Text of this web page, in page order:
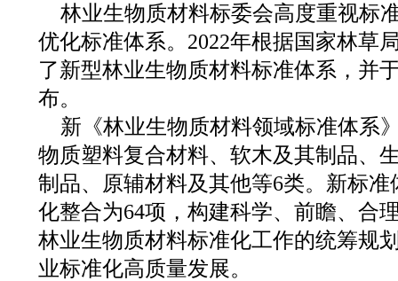
林业生物质材料标委会高度重视标
优化标准体系。2022年根据国家林草
了新型林业生物质材料标准体系，并
布。
新《林业生物质材料领域标准体系
物质塑料复合材料、软木及其制品、
制品、原辅材料及其他等6类。新标
化整合为64项，构建科学、前瞻、合
林业生物质材料标准化工作的统筹规
业标准化高质量发展。